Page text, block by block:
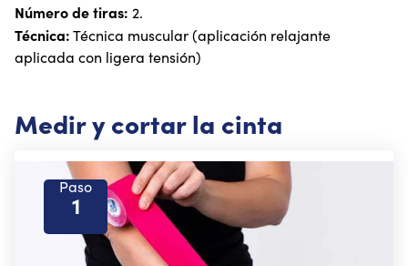
Número de tiras: 2.
Técnica:Técnica muscular (aplicación relajante
aplicada con ligera tensión)
Medir y cortar la cinta
Paso
1